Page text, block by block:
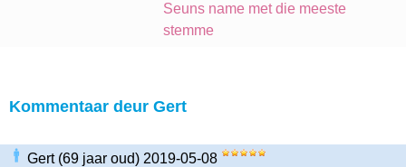
Seuns name met die meeste
stemme
Kommentaar deur Gert
Gert (69 jaar oud) 2019-05-08